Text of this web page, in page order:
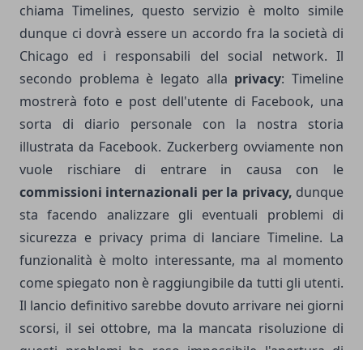
chiama Timelines, questo servizio è molto simile
dunque ci dovrà essere un accordo fra la società di
Chicago ed i responsabili del social network. Il
secondo problema è legato alla privacy: Timeline
mostrerà foto e post dell'utente di Facebook, una
sorta di diario personale con la nostra storia
illustrata da Facebook. Zuckerberg ovviamente non
vuole rischiare di entrare in causa con le
commissioni internazionali per la privacy, dunque
sta facendo analizzare gli eventuali problemi di
sicurezza e privacy prima di lanciare Timeline. La
funzionalità è molto interessante, ma al momento
come spiegato non è raggiungibile da tutti gli utenti.
Il lancio definitivo sarebbe dovuto arrivare nei giorni
scorsi, il sei ottobre, ma la mancata risoluzione di